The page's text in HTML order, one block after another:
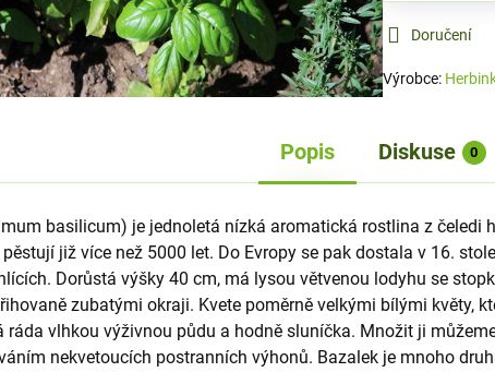
Doručení
Výrobce:
Popis Diskuse 0
basilicum) je jednoletá nízká aromatická rostlina z čeledi
pěstují již více než 5000 let. Do Evropy se pak dostala v 16.
Dorůstá výšky 40 cm, má lysou větvenou lodyhu se
zubatými okraji. Kvete poměrně velkými bílými květy,
ráda vlhkou výživnou půdu a hodně sluníčka. Množit ji
nekvetoucích postranních výhonů. Bazalek je mnoho